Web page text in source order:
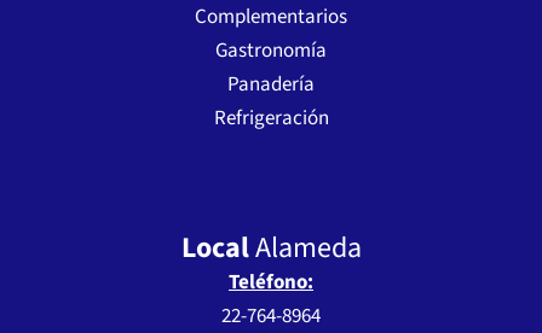
Complementarios
Gastronomía
Panadería
Refrigeración
LocalAlameda
Teléfono:
22-764-8964